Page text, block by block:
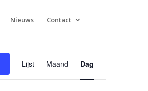
Nieuws Contact
Evenement
weergaven
navigatie
Lijst Maand Dag